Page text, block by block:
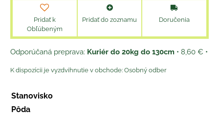
Pridať k
Obľúbeným
Pridať do zoznamu Doručenia
Kuriér do 20kg do 130cm • 8,60 € •
Osobný odber
Stanovisko
Pôda